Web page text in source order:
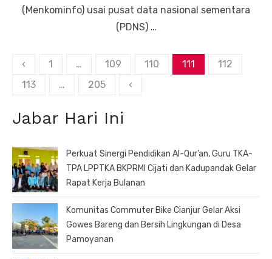
(Menkominfo) usai pusat data nasional sementara
(PDNS) …
Paginasi
pos
‹ 1 … 109 110 111
112
113
… 205 ‹
Jabar Hari Ini
Perkuat Sinergi Pendidikan Al-Qur’an, Guru TKA-
TPA LPPTKA BKPRMI Cijati dan Kadupandak Gelar
Rapat Kerja Bulanan
Komunitas Commuter Bike Cianjur Gelar Aksi
Gowes Bareng dan Bersih Lingkungan di Desa
Pamoyanan